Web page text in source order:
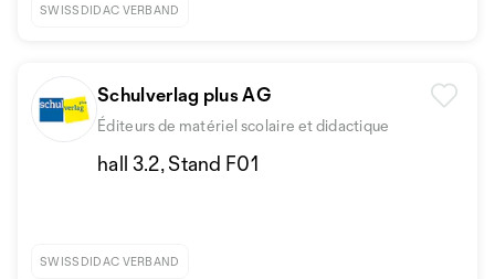
SWISSDIDAC VERBAND
Schulverlag plus AG
Éditeurs de matériel scolaire et didactique
hall 3.2, Stand F01
SWISSDIDAC VERBAND